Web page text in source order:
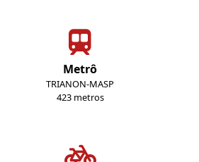
Metrô
TRIANON-MASP
423 metros